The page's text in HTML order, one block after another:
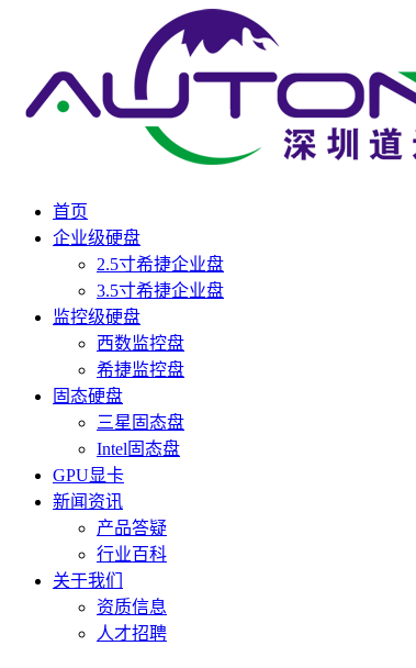
首页
企业级硬盘
2.5寸希捷企业盘
3.5寸希捷企业盘
监控级硬盘
西数监控盘
希捷监控盘
固态硬盘
三星固态盘
Intel固态盘
GPU显卡
新闻资讯
产品答疑
行业百科
关于我们
资质信息
人才招聘